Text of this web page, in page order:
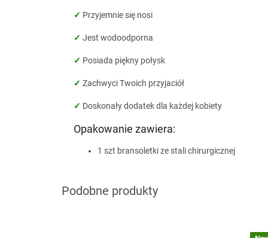
✓ Przyjemnie się nosi
✓ Jest wodoodporna
✓ Posiada piękny połysk
✓ Zachwyci Twoich przyjaciół
✓ Doskonały dodatek dla każdej kobiety
Opakowanie zawiera:
1 szt bransoletki ze stali chirurgicznej